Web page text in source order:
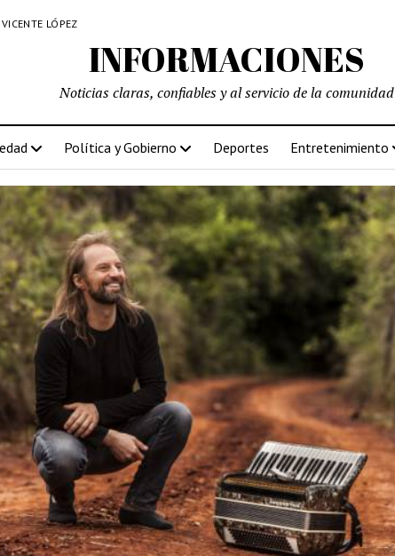
VICENTE LÓPEZ
INFORMACIONES
Noticias claras, confiables y al servicio de la comunidad
Política y Gobierno Deportes Entretenimiento